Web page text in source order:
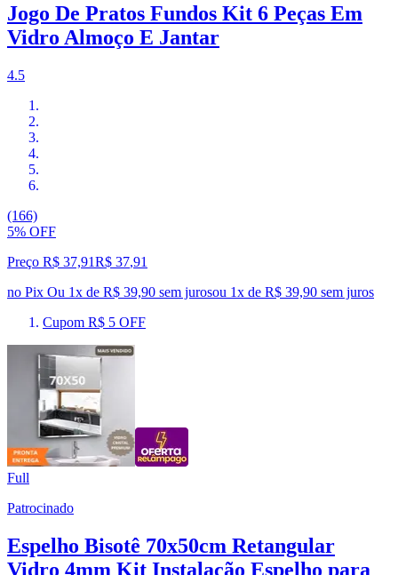
Jogo De Pratos Fundos Kit 6 Peças Em
Vidro Almoço E Jantar
4.5
(166)
5% OFF
Preço R$ 37,91R$ 37,91
no Pix Ou 1x de R$ 39,90 sem jurosou 1x de R$ 39,90 sem juros
Cupom R$ 5 OFF
Full
Patrocinado
Espelho Bisotê 70x50cm Retangular
Vidro 4mm Kit Instalação Espelho para